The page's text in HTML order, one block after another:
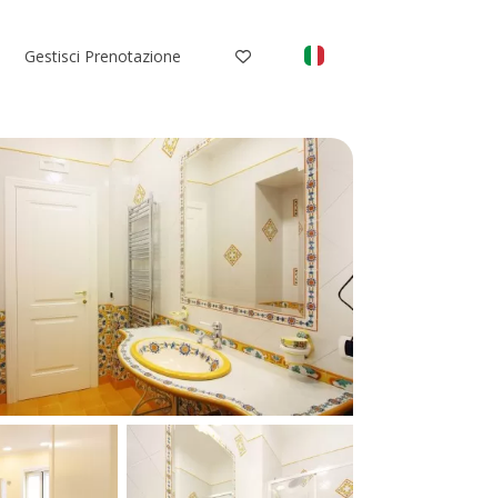
Gestisci Prenotazione